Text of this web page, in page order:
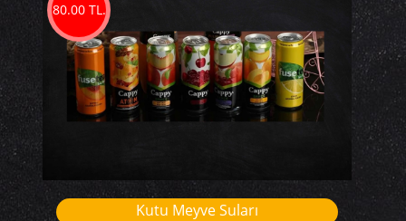
80.00 TL.
Kutu Meyve Suları